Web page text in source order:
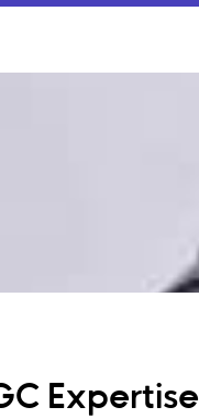
Expertise